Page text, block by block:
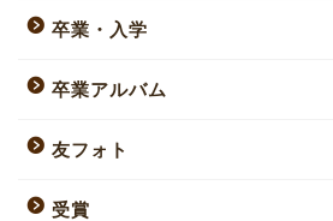
卒業・入学
卒業アルバム
友フォト
受賞